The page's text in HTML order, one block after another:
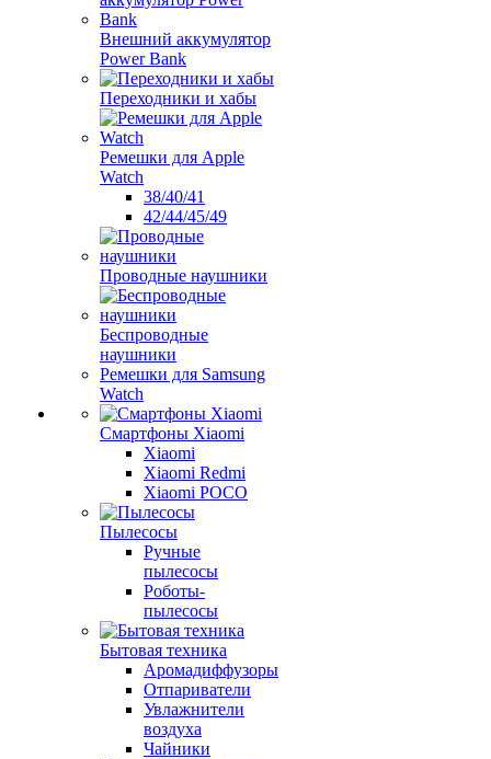
Внешний аккумулятор
Power Bank
Переходники и хабы
Ремешки для Apple
Watch
38/40/41
42/44/45/49
Проводные наушники
Беспроводные
наушники
Ремешки для Samsung
Watch
Смартфоны Xiaomi
Xiaomi
Xiaomi Redmi
Xiaomi POCO
Пылесосы
Ручные
пылесосы
Роботы-
пылесосы
Бытовая техника
Аромадиффузоры
Отпариватели
Увлажнители
воздуха
Чайники